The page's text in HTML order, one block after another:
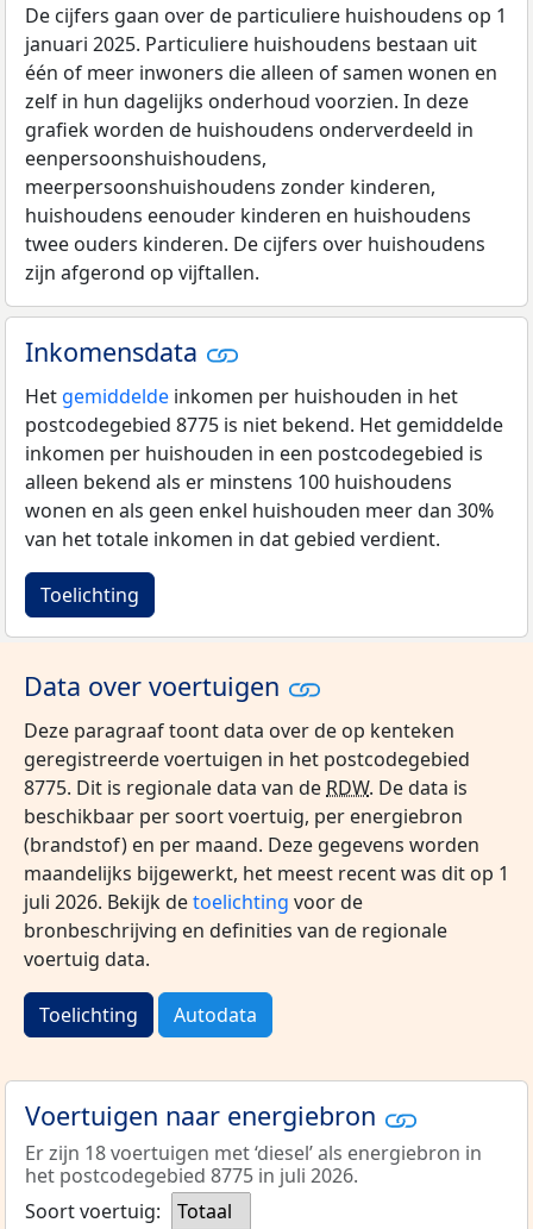
De cijfers gaan over de particuliere huishoudens op 1
januari 2025. Particuliere huishoudens bestaan uit
één of meer inwoners die alleen of samen wonen en
zelf in hun dagelijks onderhoud voorzien. In deze
grafiek worden de huishoudens onderverdeeld in
eenpersoonshuishoudens,
meerpersoonshuishoudens zonder kinderen,
huishoudens eenouder kinderen en huishoudens
twee ouders kinderen. De cijfers over huishoudens
zijn afgerond op vijftallen.
Inkomensdata
Het gemiddelde inkomen per huishouden in het
postcodegebied 8775 is niet bekend. Het gemiddelde
inkomen per huishouden in een postcodegebied is
alleen bekend als er minstens 100 huishoudens
wonen en als geen enkel huishouden meer dan 30%
van het totale inkomen in dat gebied verdient.
Toelichting
Data over voertuigen
Deze paragraaf toont data over de op kenteken
geregistreerde voertuigen in het postcodegebied
8775. Dit is regionale data van de RDW. De data is
beschikbaar per soort voertuig, per energiebron
(brandstof) en per maand. Deze gegevens worden
maandelijks bijgewerkt, het meest recent was dit op 1
juli 2026. Bekijk detoelichting voor de
bronbeschrijving en definities van de regionale
voertuig data.
Toelichting Autodata
Voertuigen naar energiebron
Er zijn 18 voertuigen met ‘diesel’ als energiebron in
het postcodegebied 8775 in juli 2026.
Soort voertuig:
Totaal